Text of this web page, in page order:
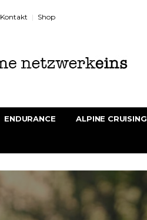
Kontakt Shop
ENDURANCE ALPINE CRUISING